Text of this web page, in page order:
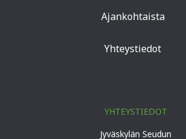
Ajankohtaista
Yhteystiedot
YHTEYSTIEDOT
Jyväskylän Seudun